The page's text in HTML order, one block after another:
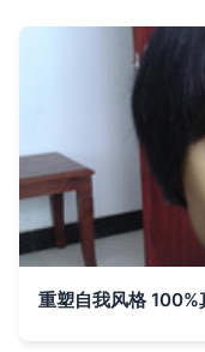
重塑自我风格